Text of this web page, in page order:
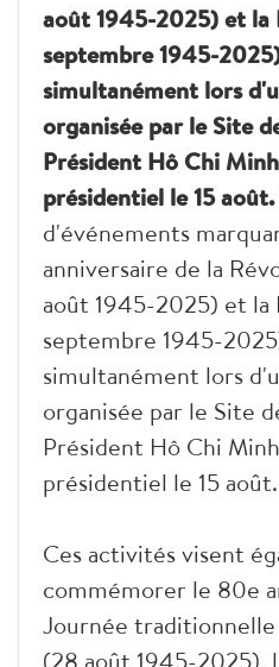
août 1945-2025) et la
septembre 1945-
simultanément lors
organisée par le Site
Président Hô Chi
présidentiel le 15 août.
d'événements
anniversaire de la
août 1945-2025) et la
septembre 1945-
simultanément lors
organisée par le Site
Président Hô Chi
présidentiel le 15 août.
Ces activités visent
commémorer le 80e
Journée
(28 août 1945-2025),